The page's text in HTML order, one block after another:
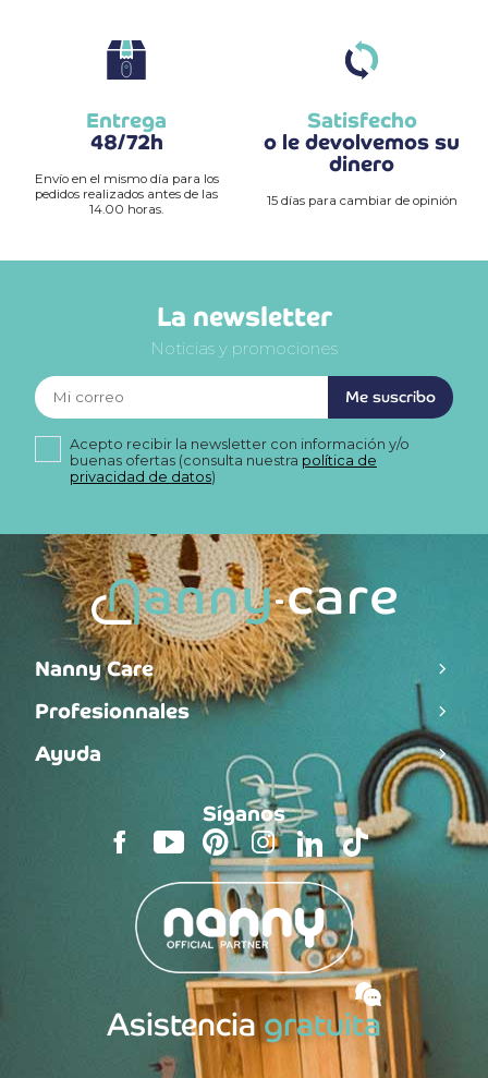
Entrega
48/72h
Envío en el mismo día para los
pedidos realizados antes de las
14.00 horas.
Satisfecho
o le devolvemos su
dinero
15 días para cambiar de opinión
La newsletter
Noticias y promociones
Me suscribo
Acepto recibir la newsletter con información y/o
buenas ofertas (consulta nuestra política de
privacidad de datos)
Nanny Care
Profesionnales
Ayuda
Síganos
Asistenciagratuita